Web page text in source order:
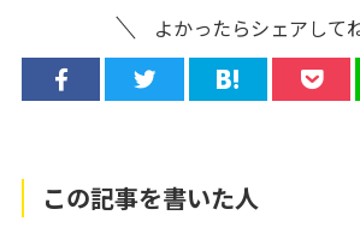
よかったらシェアして
この記事を書いた人